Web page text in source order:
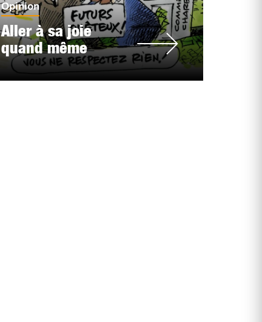
Opinion
Aller à sa joie
quand même